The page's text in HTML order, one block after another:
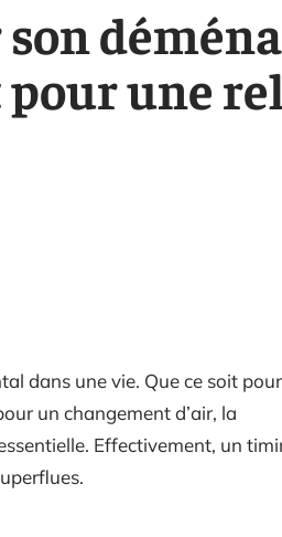
une
dans une vie. Que ce soit pour
un changement d’air, la
Effectivement, un